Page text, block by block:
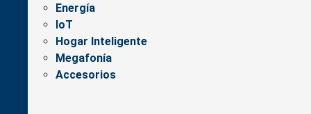
Energía
IoT
Hogar Inteligente
Megafonía
Accesorios